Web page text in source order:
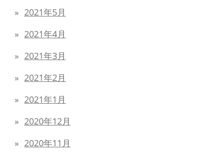
2021年5月
2021年4月
2021年3月
2021年2月
2021年1月
2020年12月
2020年11月